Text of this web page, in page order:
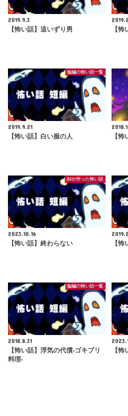
2019.9.3
【怖い話】這いずり男
【
短編の怖い話一覧
2019.9.21
【怖い話】白い服の人
【
AIが作った怖い話
2023.10.16
【怖い話】終わらない
【
短編の怖い話一覧
2018.8.31
【怖い話】浮気の代償-ゴキブリ
料理-
【